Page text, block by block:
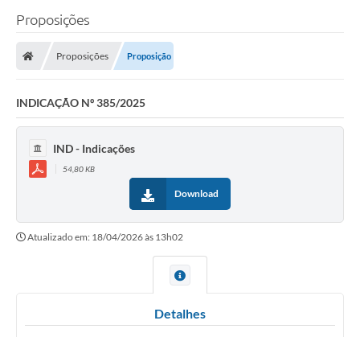
Legislação
Lei de Acesso à Informação
LGPD - Política de Privacidade
Diários Oficial
Proposições
Proposições Proposição
INDICAÇÃO Nº 385/2025
IND - Indicações
54,80 KB
Download
Atualizado em: 18/04/2026 às 13h02
Detalhes